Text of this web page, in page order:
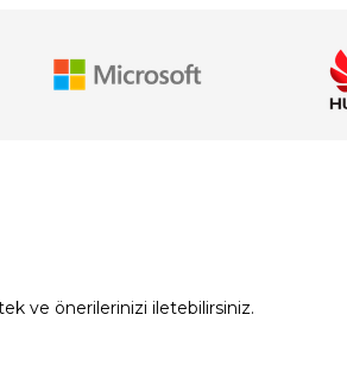
ve önerilerinizi iletebilirsiniz.